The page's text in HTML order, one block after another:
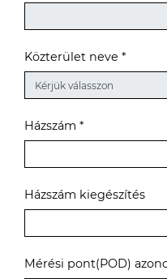
Közterület neve *
Házszám *
Házszám kiegészítés
Mérési pont(POD)